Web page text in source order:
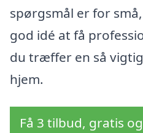
spørgsmål er for
god idé at få
du træffer en så
hjem.
Få 3 tilbud, gratis